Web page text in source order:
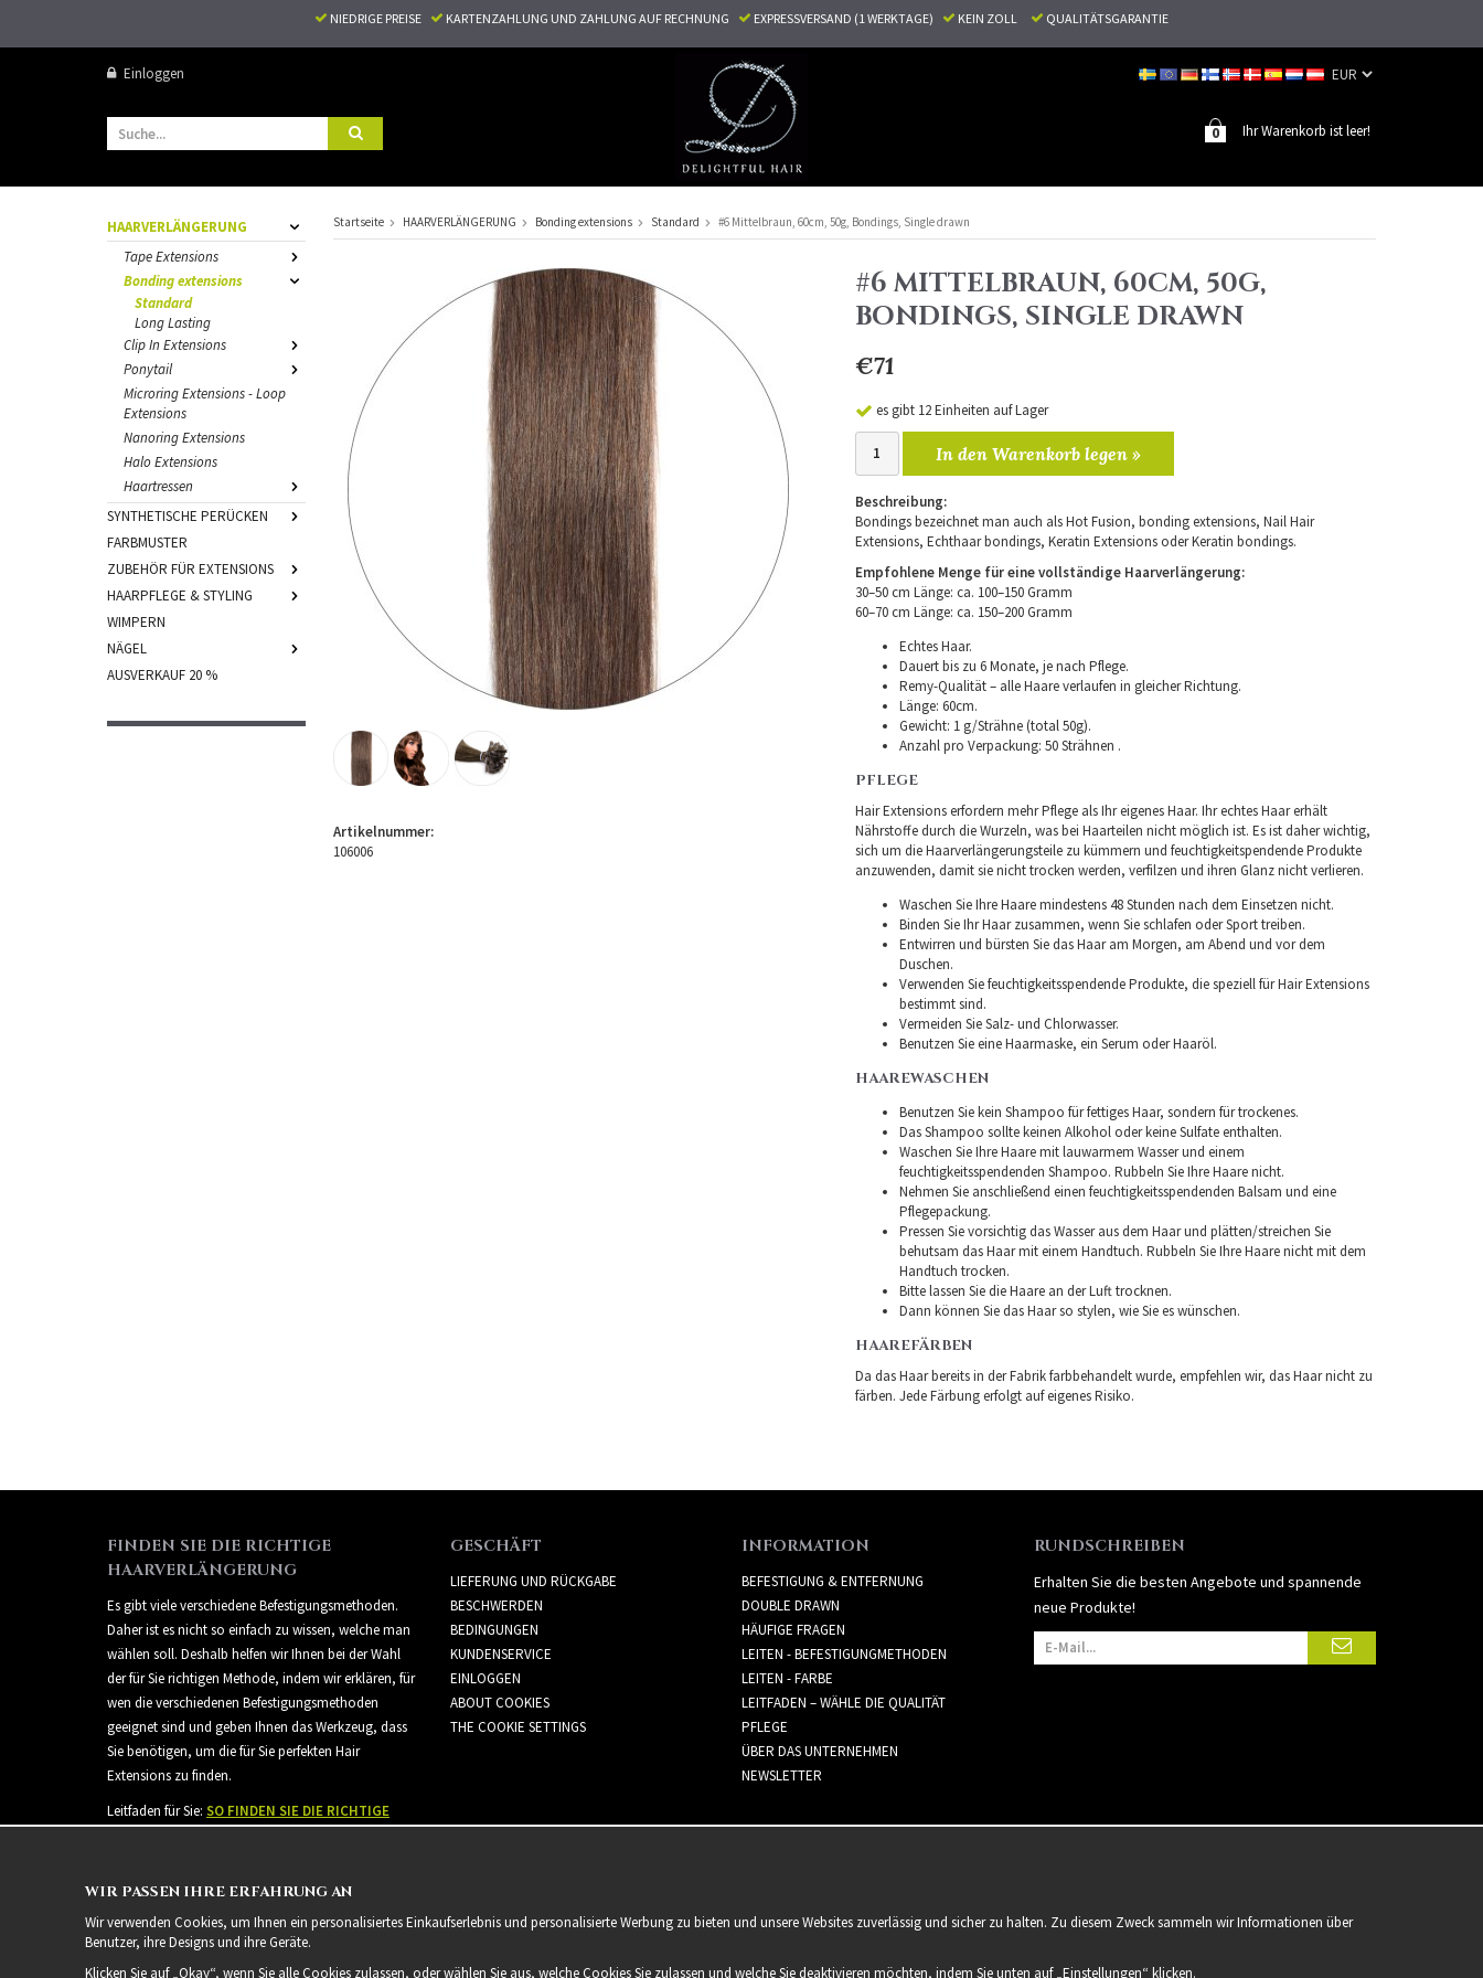
NIEDRIGE PREISE KARTENZAHLUNG UND ZAHLUNG AUF RECHNUNG EXPRESSVERSAND (1 WERKTAGE) KEIN ZOLL QUALITÄTSGARANTIE
Einloggen
Ihr Warenkorb ist leer!
0
HAARVERLÄNGERUNG
Tape Extensions
Bonding extensions
Standard
Long Lasting
Clip In Extensions
Ponytail
Microring Extensions - Loop
Extensions
Nanoring Extensions
Halo Extensions
Haartressen
SYNTHETISCHE PERÜCKEN
FARBMUSTER
ZUBEHÖR FÜR EXTENSIONS
HAARPFLEGE & STYLING
WIMPERN
NÄGEL
AUSVERKAUF 20 %
Startseite HAARVERLÄNGERUNG Bonding extensions Standard #6 Mittelbraun, 60cm, 50g, Bondings, Single drawn
#6 MITTELBRAUN, 60CM, 50G,
BONDINGS, SINGLE DRAWN
€71
es gibt 12 Einheiten auf Lager
In den Warenkorb legen »
Beschreibung:
Bondings bezeichnet man auch als Hot Fusion, bonding extensions, Nail Hair
Extensions, Echthaar bondings, Keratin Extensions oder Keratin bondings.
Empfohlene Menge für eine vollständige Haarverlängerung:
30–50 cm Länge: ca. 100–150 Gramm
60–70 cm Länge: ca. 150–200 Gramm
Echtes Haar.
Dauert bis zu 6 Monate, je nach Pflege.
Remy-Qualität – alle Haare verlaufen in gleicher Richtung.
Länge: 60cm.
Gewicht: 1 g/Strähne (total 50g).
Anzahl pro Verpackung: 50 Strähnen .
PFLEGE
Hair Extensions erfordern mehr Pflege als Ihr eigenes Haar. Ihr echtes Haar erhält
Nährstoffe durch die Wurzeln, was bei Haarteilen nicht möglich ist. Es ist daher wichtig,
sich um die Haarverlängerungsteile zu kümmern und feuchtigkeitspendende Produkte
anzuwenden, damit sie nicht trocken werden, verfilzen und ihren Glanz nicht verlieren.
Waschen Sie Ihre Haare mindestens 48 Stunden nach dem Einsetzen nicht.
Binden Sie Ihr Haar zusammen, wenn Sie schlafen oder Sport treiben.
Entwirren und bürsten Sie das Haar am Morgen, am Abend und vor dem
Duschen.
Verwenden Sie feuchtigkeitsspendende Produkte, die speziell für Hair Extensions
bestimmt sind.
Vermeiden Sie Salz- und Chlorwasser.
Benutzen Sie eine Haarmaske, ein Serum oder Haaröl.
HAAREWASCHEN
Benutzen Sie kein Shampoo für fettiges Haar, sondern für trockenes.
Das Shampoo sollte keinen Alkohol oder keine Sulfate enthalten.
Waschen Sie Ihre Haare mit lauwarmem Wasser und einem
feuchtigkeitsspendenden Shampoo. Rubbeln Sie Ihre Haare nicht.
Nehmen Sie anschließend einen feuchtigkeitsspendenden Balsam und eine
Pflegepackung.
Pressen Sie vorsichtig das Wasser aus dem Haar und plätten/streichen Sie
behutsam das Haar mit einem Handtuch. Rubbeln Sie Ihre Haare nicht mit dem
Handtuch trocken.
Bitte lassen Sie die Haare an der Luft trocknen.
Dann können Sie das Haar so stylen, wie Sie es wünschen.
HAAREFÄRBEN
Da das Haar bereits in der Fabrik farbbehandelt wurde, empfehlen wir, das Haar nicht zu
färben. Jede Färbung erfolgt auf eigenes Risiko.
Artikelnummer:
106006
FINDEN SIE DIE RICHTIGE
HAARVERLÄNGERUNG
Es gibt viele verschiedene Befestigungsmethoden.
Daher ist es nicht so einfach zu wissen, welche man
wählen soll. Deshalb helfen wir Ihnen bei der Wahl
der für Sie richtigen Methode, indem wir erklären, für
wen die verschiedenen Befestigungsmethoden
geeignet sind und geben Ihnen das Werkzeug, dass
Sie benötigen, um die für Sie perfekten Hair
Extensions zu finden.
Leitfaden für Sie: SO FINDEN SIE DIE RICHTIGE
GESCHÄFT
LIEFERUNG UND RÜCKGABE
BESCHWERDEN
BEDINGUNGEN
KUNDENSERVICE
EINLOGGEN
ABOUT COOKIES
THE COOKIE SETTINGS
INFORMATION
BEFESTIGUNG & ENTFERNUNG
DOUBLE DRAWN
HÄUFIGE FRAGEN
LEITEN - BEFESTIGUNGMETHODEN
LEITEN - FARBE
LEITFADEN – WÄHLE DIE QUALITÄT
PFLEGE
ÜBER DAS UNTERNEHMEN
NEWSLETTER
RUNDSCHREIBEN
Erhalten Sie die besten Angebote und spannende
neue Produkte!
WIR PASSEN IHRE ERFAHRUNG AN
Wir verwenden Cookies, um Ihnen ein personalisiertes Einkaufserlebnis und personalisierte Werbung zu bieten und unsere Websites zuverlässig und sicher zu halten. Zu diesem Zweck sammeln wir Informationen über
Benutzer, ihre Designs und ihre Geräte.
Klicken Sie auf „Okay“, wenn Sie alle Cookies zulassen, oder wählen Sie aus, welche Cookies Sie zulassen und welche Sie deaktivieren möchten, indem Sie unten auf „Einstellungen“ klicken.